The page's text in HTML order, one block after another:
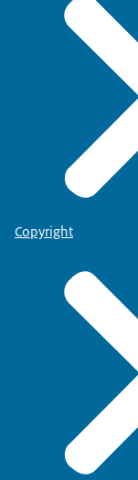
Copyright